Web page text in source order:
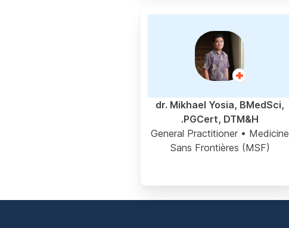
dr. Mikhael Yosia, BMedSci,
PGCert, DTM&H.
General Practitioner • Medicine
Sans Frontières (MSF)